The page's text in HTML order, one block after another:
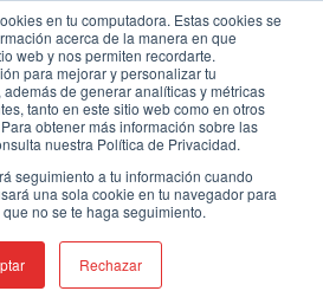
en tu computadora. Estas cookies se
acerca de la manera en que
web y nos permiten recordarte.
para mejorar y personalizar tu
de generar analíticas y métricas
tanto en este sitio web como en otros
obtener más información sobre las
nuestra Política de Privacidad.
seguimiento a tu información cuando
una sola cookie en tu navegador para
no se te haga seguimiento.
Rechazar